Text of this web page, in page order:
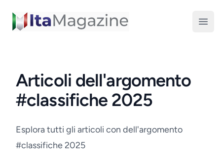
ItaMagazine
Articoli dell'argomento
#classifiche 2025
Esplora tutti gli articoli con dell'argomento
#classifiche 2025